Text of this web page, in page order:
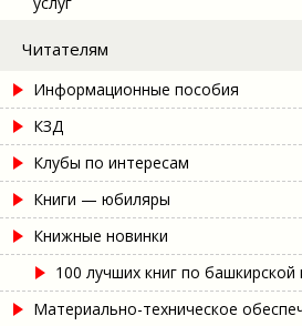
Читателям
Информационные пособия
КЗД
Клубы по интересам
Книги — юбиляры
Книжные новинки
100 лучших книг по башкирской
Материально-техническое